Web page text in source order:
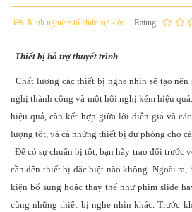
Kinh nghiệm tổ chức sự kiện Rating:
Thiết bị hỗ trợ thuyết trình
Chất lượng các thiết bị nghe nhìn sẽ tạo
nghị thành công và một hội nghị kém hiệu
hiệu quả, cần kết hợp giữa lời diễn giả và
lượng tốt, và cả những thiết bị dự phòng cho
Để có sự chuẩn bị tốt, bạn hãy trao đổi trước
cần đến thiết bị đặc biệt nào không. Ngoài ra,
kiện bổ sung hoặc thay thế như phim slide
cùng những thiết bị nghe nhìn khác. Trước